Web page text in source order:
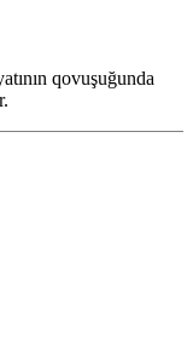
qovuşuğunda